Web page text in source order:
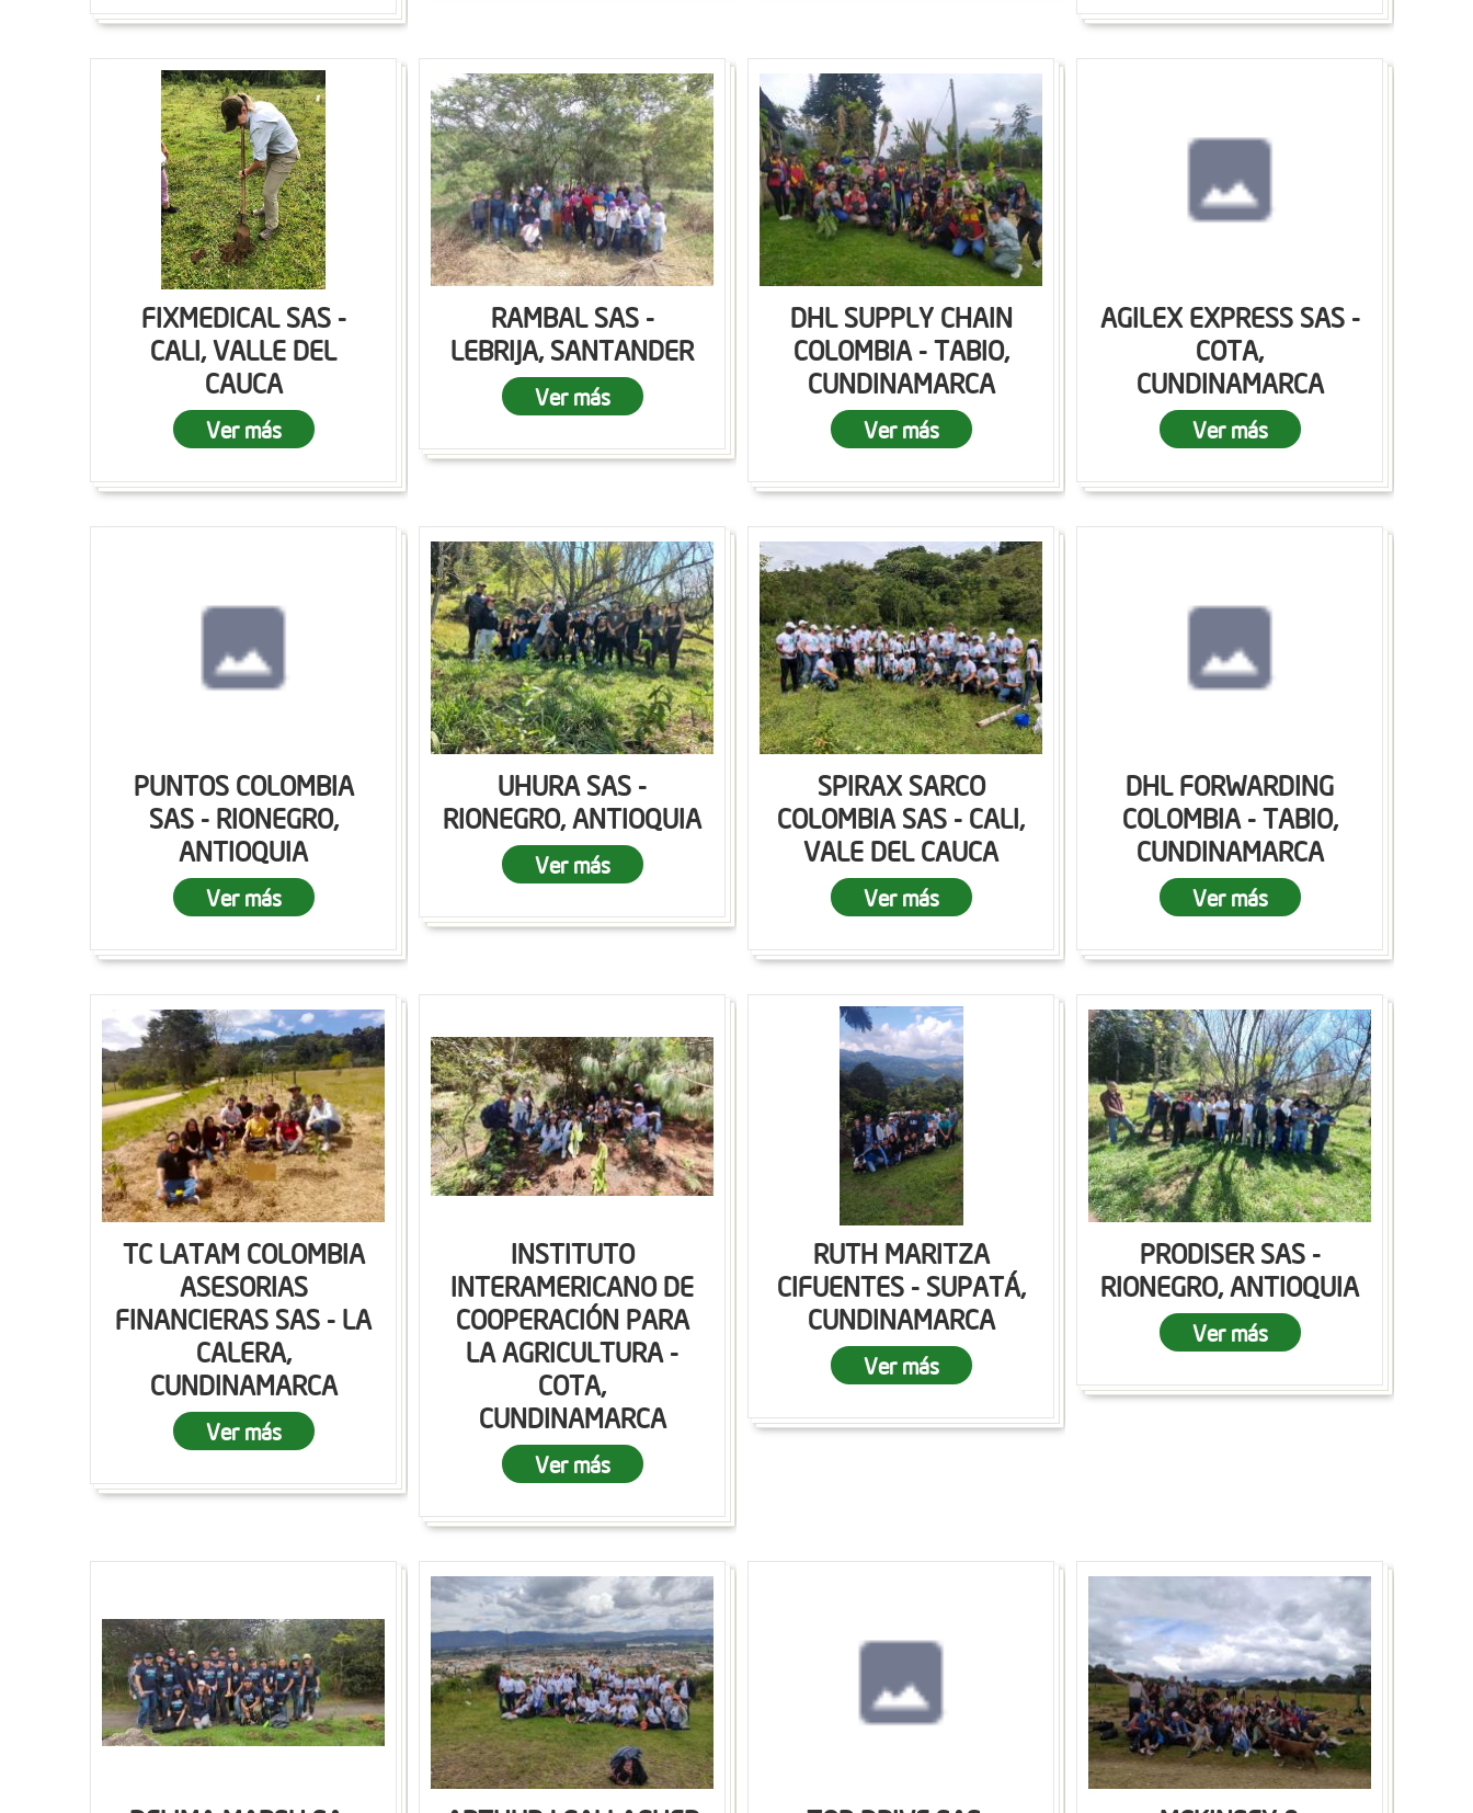
FIXMEDICAL SAS -
CALI, VALLE DEL
CAUCA
Ver más
RAMBAL SAS -
LEBRIJA, SANTANDER
Ver más
DHL SUPPLY CHAIN
COLOMBIA - TABIO,
CUNDINAMARCA
Ver más
AGILEX EXPRESS SAS -
COTA,
CUNDINAMARCA
Ver más
PUNTOS COLOMBIA
SAS - RIONEGRO,
ANTIOQUIA
Ver más
UHURA SAS -
RIONEGRO, ANTIOQUIA
Ver más
SPIRAX SARCO
COLOMBIA SAS - CALI,
VALE DEL CAUCA
Ver más
DHL FORWARDING
COLOMBIA - TABIO,
CUNDINAMARCA
Ver más
TC LATAM COLOMBIA
ASESORIAS
FINANCIERAS SAS - LA
CALERA,
CUNDINAMARCA
Ver más
INSTITUTO
INTERAMERICANO DE
COOPERACIÓN PARA
LA AGRICULTURA -
COTA,
CUNDINAMARCA
Ver más
RUTH MARITZA
CIFUENTES - SUPATÁ,
CUNDINAMARCA
Ver más
PRODISER SAS -
RIONEGRO, ANTIOQUIA
Ver más